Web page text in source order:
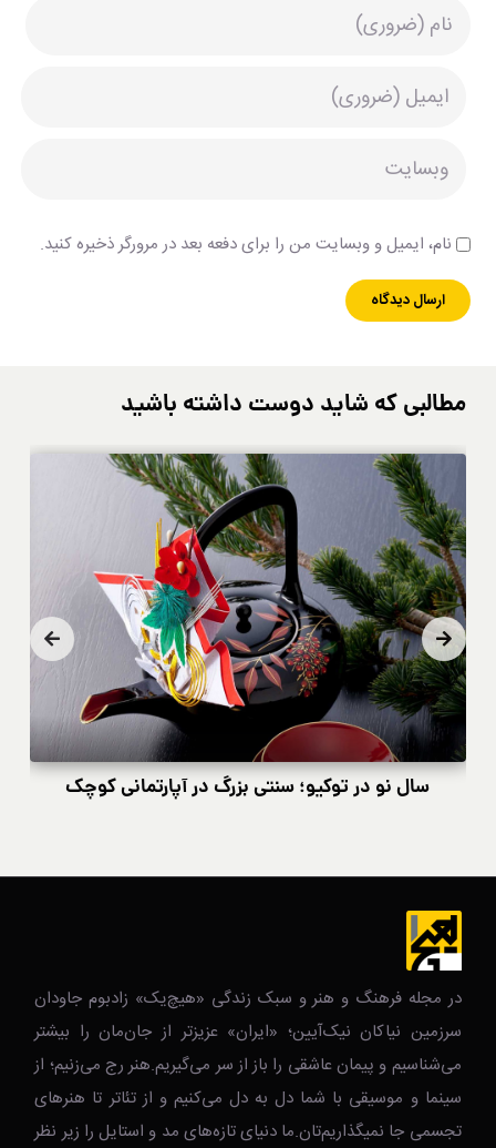
نام، ایمیل و وبسایت من را برای دفعه بعد در مرورگر ذخیره کنید.
مطالبی که شاید دوست داشته باشید
سال نو در توکیو؛ سنتی بزرگ در آپارتمانی کوچک
در مجله فرهنگ و هنر و سبک زندگی‌ «هیچ‌یک» زادبوم جاودان
سرزمین نیاکان نیک‌‌‌آیین؛ «ایران» عزیزتر از جان‌مان را بیشتر
می‌شناسیم و پیمان عاشقی را باز از سر می‌گیریم.هنر رج می‌زنیم؛ از
سینما و موسیقی با شما دل به دل می‌کنیم و از تئاتر تا هنرهای
تجسمی جا نمیگذاریم‌تان.ما دنیای تازه‌های مد و استایل را زیر نظر